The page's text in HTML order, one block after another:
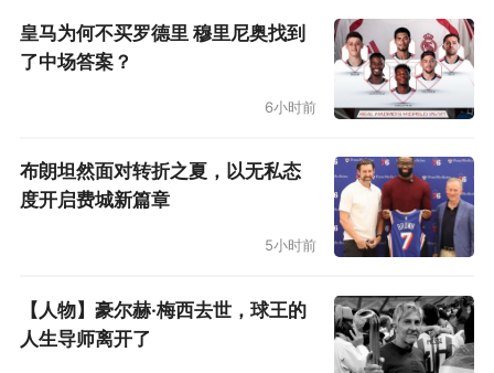
奥尔良真的不一样。这支球队就向外界发出了明
显的信号：我们有时间，我们给机会，我们需要
加了八分钟，而希尔德给这八分钟的回报是将自
己的场均得分提升至了15.1分、将场均篮板提升至
了4.1次。他的投篮命中率来到了48%，他的三分
球命中率提升到了42.5%。
希尔德在比赛中奉献精彩过人
皇马为何不买罗德里 穆里尼奥找到
了中场答案？
6小时前
布朗坦然面对转折之夏，以无私态
度开启费城新篇章
5小时前
【人物】豪尔赫·梅西去世，球王的
人生导师离开了